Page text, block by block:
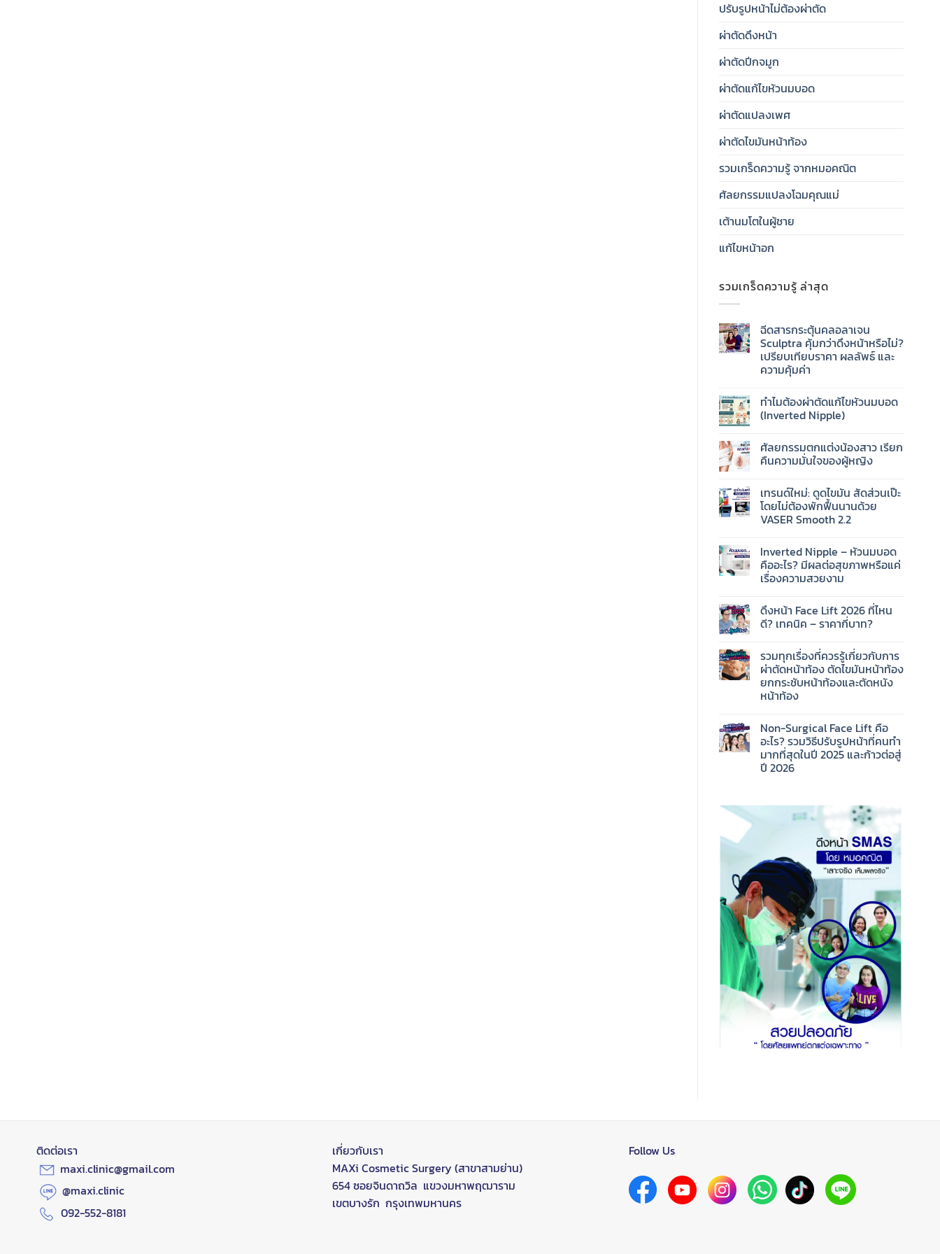
ปรับรูปหน้าไม่ต้องผ่าตัด
ผ่าตัดดึงหน้า
ผ่าตัดปีกจมูก
ผ่าตัดแก้ไขหัวนมบอด
ผ่าตัดแปลงเพศ
ผ่าตัดไขมันหน้าท้อง
รวมเกร็ดความรู้ จากหมอคณิต
ศัลยกรรมแปลงโฉมคุณแม่
เต้านมโตในผู้ชาย
แก้ไขหน้าอก
รวมเกร็ดความรู้ ล่าสุด
ฉีดสารกระตุ้นคลอลาเจน
Sculptra คุ้มกว่าดึงหน้าหรือไม่?
เปรียบเทียบราคา ผลลัพธ์ และ
ความคุ้มค่า
ทำไมต้องผ่าตัดแก้ไขหัวนมบอด
(Inverted Nipple)
ศัลยกรรมตกแต่งน้องสาว เรียก
คืนความมั่นใจของผู้หญิง
เทรนด์ใหม่: ดูดไขมัน สัดส่วนเป๊ะ
โดยไม่ต้องพักฟื้นนานด้วย
VASER Smooth 2.2
Inverted Nipple – หัวนมบอด
คืออะไร? มีผลต่อสุขภาพหรือแค่
เรื่องความสวยงาม
ดึงหน้า Face Lift 2026 ที่ไหน
ดี? เทคนิค – ราคากี่บาท?
รวมทุกเรื่องที่ควรรู้เกี่ยวกับการ
ผ่าตัดหน้าท้อง ตัดไขมันหน้าท้อง
ยกกระชับหน้าท้องและตัดหนัง
หน้าท้อง
Non-Surgical Face Lift คือ
อะไร? รวมวิธีปรับรูปหน้าที่คนทำ
มากที่สุดในปี 2025 และก้าวต่อสู่
ปี 2026
ติดต่อเรา
maxi.clinic@gmail.com
@maxi.clinic
092-552-8181
เกี่ยวกับเรา
MAXi Cosmetic Surgery (สาขาสามย่าน)
654 ซอยจินดาถวิล แขวงมหาพฤฒาราม
เขตบางรัก กรุงเทพมหานคร
Follow Us